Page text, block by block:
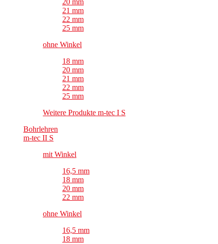
20 mm
21 mm
22 mm
25 mm
ohne Winkel
18 mm
20 mm
21 mm
22 mm
25 mm
Weitere Produkte m-tec I S
Bohrlehren
m-tec II S
mit Winkel
16,5 mm
18 mm
20 mm
22 mm
ohne Winkel
16,5 mm
18 mm